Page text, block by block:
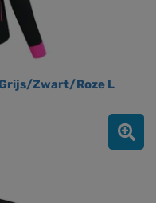
Zwart/Roze L